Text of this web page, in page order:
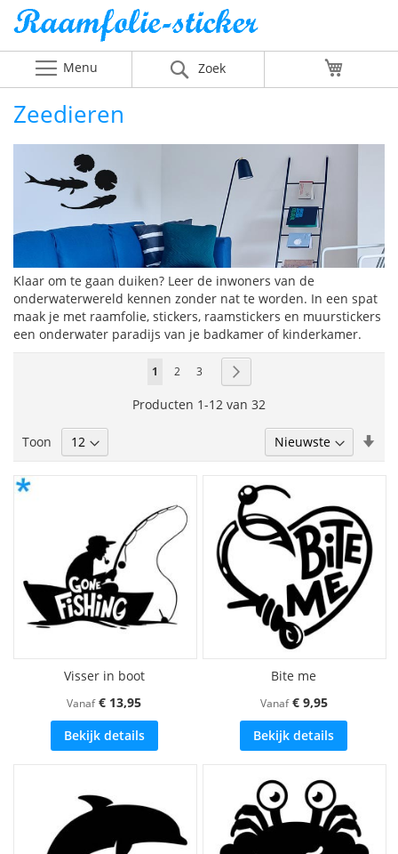
Menu Zoek
Zeedieren
Klaar om te gaan duiken? Leer de inwoners van de
onderwaterwereld kennen zonder nat te worden. In een spat
maak je met raamfolie, stickers, raamstickers en muurstickers
een onderwater paradijs van je badkamer of kinderkamer.
Pagina
U
lees
1 Pagina
2 Pagina
3
Producten 1-12 van 32
Toon
Visser in boot
Vanaf € 13,95
Bekijk details
Bite me
Vanaf € 9,95
Bekijk details